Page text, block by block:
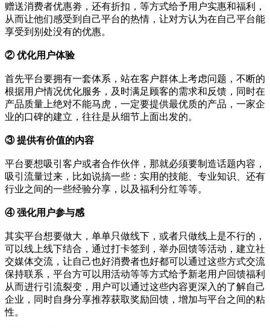
赠送消费者优惠劵，还有折扣，等方式给予用户实惠和福利，
从而让他们感受到自己平台的热情，让对方认为在自己平台能
享受到别处没有的优惠。
② 优化用户体验
首先平台要拥有一套体系，站在客户群体上考虑问题，不断的
根据用户情况优化服务，及时满足顾客的需求和反馈，同时在
产品质量上绝对不能马虎，一定要提供最优质的产品，一家企
业的口碑的建立，往往是从细节上面出发的。
③ 提供有价值的内容
平台要想吸引客户或者合作伙伴，那就必须要制造话题内容，
吸引流量过来，比如说搞一些：实用的技能、专业知识、还有
行业之间的一些经验分享，以及福利分红等等。
④ 强化用户参与感
其实平台想要做大，单单只做线下，或者只做线上是不行的，
可以线上线下结合，通过打卡签到，举办回馈等活动，建立社
交媒体交流，让自己也好消费者也好都可以通过这些方式交流
保持联系，平台方可以用活动等等方式给予新老用户回馈福利
从而进行引流裂变，用户可以通过这些内容更深入的了解自己
企业，同时自身分享推荐获取奖励回馈，增加与平台之间的粘
性。